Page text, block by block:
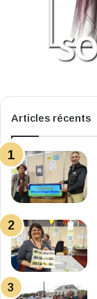
Articles récents